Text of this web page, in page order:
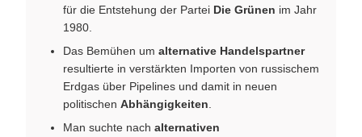
für die Entstehung der Partei Die Grünen im Jahr
1980.
Das Bemühen um alternative Handelspartner
resultierte in verstärkten Importen von russischem
Erdgas über Pipelines und damit in neuen
politischen Abhängigkeiten
Man suchte nach alternativen